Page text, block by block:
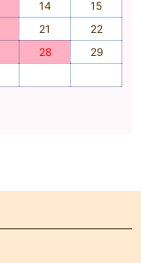
14
15
21
22
28
29